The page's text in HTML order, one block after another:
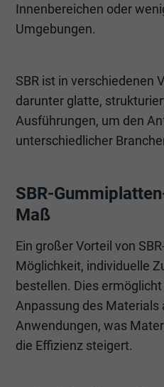
Innenbereichen oder
Umgebungen.
SBR ist in verschiedenen
darunter glatte,
Ausführungen, um den
unterschiedlicher
SBR-
Maß
Ein großer Vorteil von
Möglichkeit, individuelle
bestellen. Dies
Anpassung des Materials
Anwendungen, was
die Effizienz steigert.